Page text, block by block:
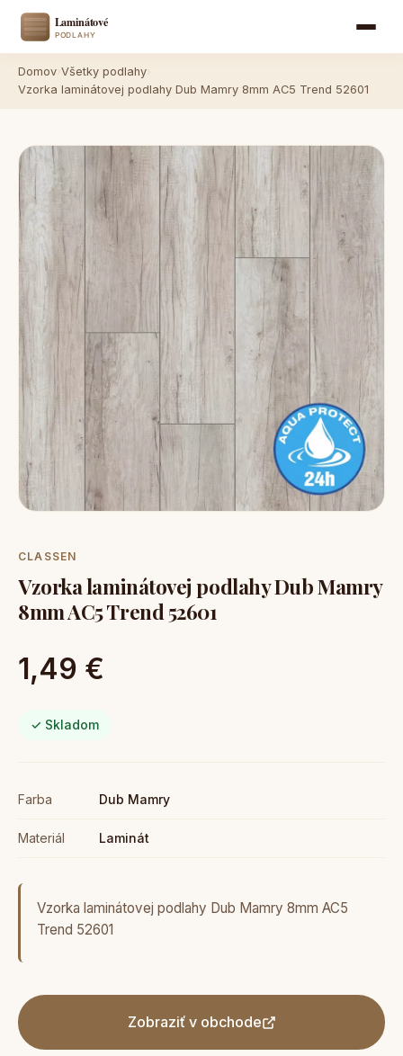
Domov Všetky podlahy
Vzorka laminátovej podlahy Dub Mamry 8mm AC5 Trend 52601
CLASSEN
Vzorka laminátovej podlahy Dub Mamry
8mm AC5 Trend 52601
1,49 €
✓ Skladom
Farba Dub Mamry
Materiál Laminát
Vzorka laminátovej podlahy Dub Mamry 8mm AC5
Trend 52601
Zobraziť v obchode